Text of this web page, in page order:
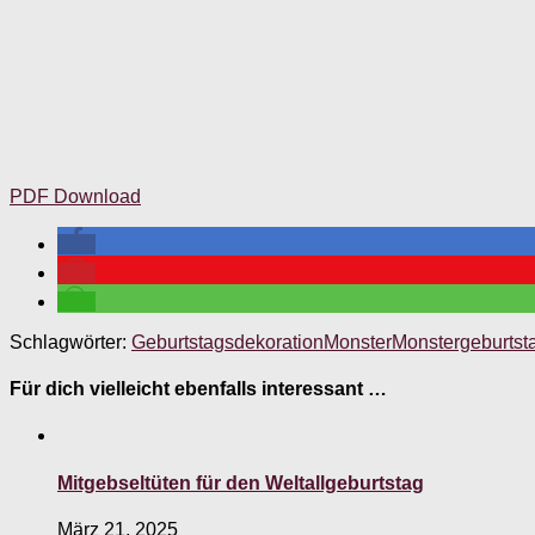
PDF Download
Schlagwörter: GeburtstagsdekorationMonster
Für dich vielleicht ebenfalls interessant …
Mitgebseltüten für den Weltallgeburtstag
März 21, 2025